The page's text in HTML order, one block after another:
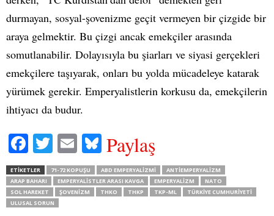
durmayan, sosyal-şovenizme geçit vermeyen bir çizgide bir
araya gelmektir. Bu çizgi ancak emekçiler arasında
somutlanabilir. Dolayısıyla bu şiarları ve siyasi gerçekleri
emekçilere taşıyarak, onları bu yolda mücadeleye katarak
yürümek gerekir. Emperyalistlerin korkusu da, emekçilerin
ihtiyacı da budur.
Fa
ce
bo
ok
T
wi
tte
r
E
m
ail
Bl
ue
sk
y
Paylaş
ETIKETLER 71-72 KOPUŞU ABD EMPERYALIZMI
ANTIEMPERYALIZM
ARAP BAHARI
EMPERYALISTLER ARASI KAVGA EMPERYALIZM
NATO
SOL HAREKET
ŞOVENIZM THKO THKP TKP-ML
TÜRKIYE CUMHURIYETI
ULUSAL SORUN